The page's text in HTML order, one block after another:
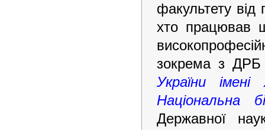
факультету від
хто працював
зокрема з
України
Національна
Державної